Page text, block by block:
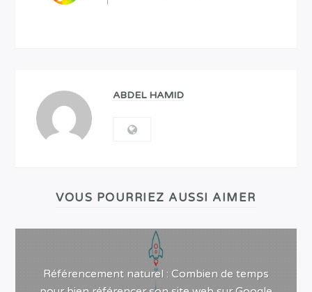
ABDEL HAMID
VOUS POURRIEZ AUSSI AIMER
Référencement naturel : Combien de temps